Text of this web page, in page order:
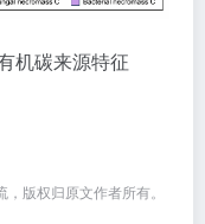
机碳来源特征
版权归原文作者所有。